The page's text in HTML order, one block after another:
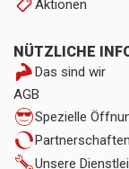
Aktionen
NÜTZLICHE
Das sind wir
AGB
Spezielle
Partnerschaften
Unsere